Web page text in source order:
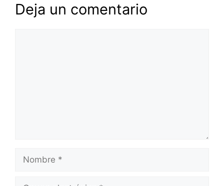
Deja un comentario
Nombre
Correo